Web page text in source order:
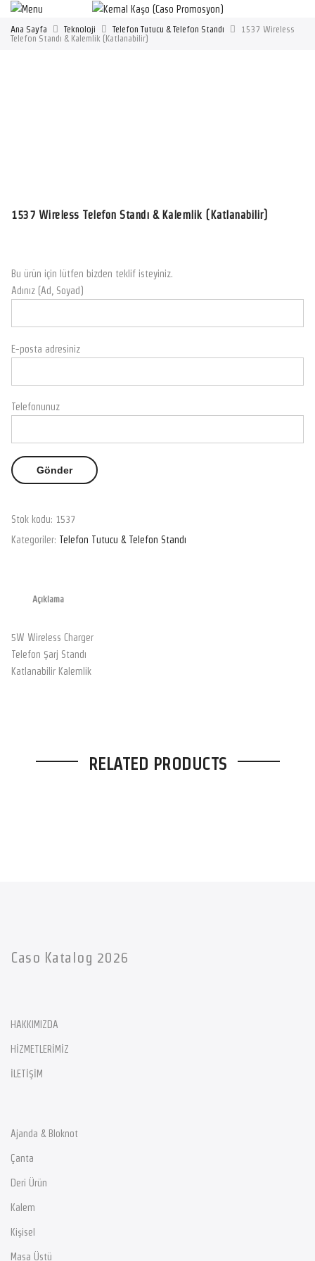
Ana Sayfa Teknoloji Telefon Tutucu & Telefon Standı
1537 Wireless
Telefon Standı & Kalemlik (Katlanabilir)
1537 Wireless Telefon Standı & Kalemlik (Katlanabilir)
Bu ürün için lütfen bizden teklif isteyiniz.
Adınız (Ad, Soyad)
E-posta adresiniz
Telefonunuz
Stok kodu: 1537
Kategoriler: Telefon Tutucu & Telefon Standı
Açıklama
5W Wireless Charger
Telefon Şarj Standı
Katlanabilir Kalemlik
RELATED PRODUCTS
Caso Katalog 2026
HAKKIMIZDA
HİZMETLERİMİZ
İLETİŞİM
Ajanda & Bloknot
Çanta
Deri Ürün
Kalem
Kişisel
Masa Üstü